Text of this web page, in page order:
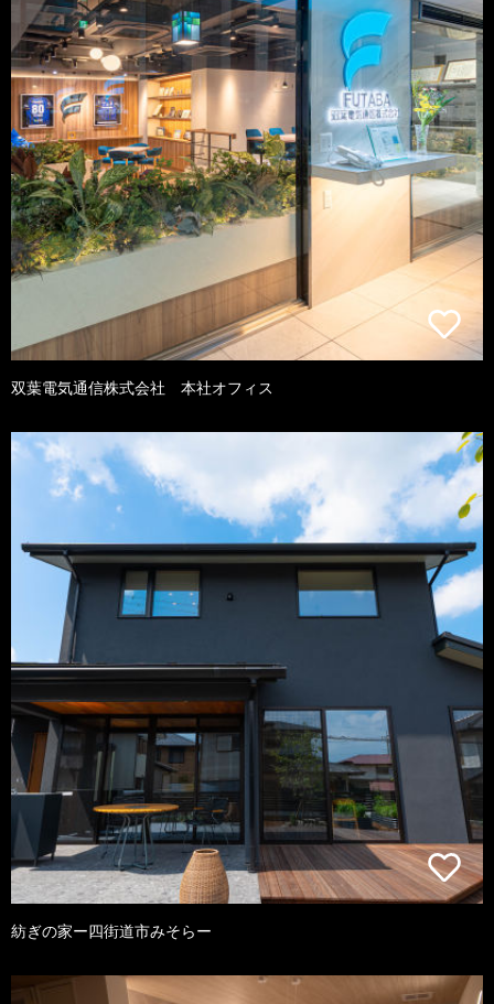
双葉電気通信株式会社 本社オフィス
紡ぎの家ー四街道市みそらー